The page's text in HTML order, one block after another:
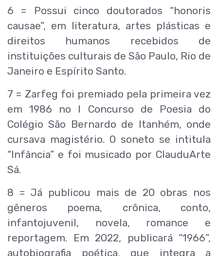
6 = Possui cinco doutorados “honoris
causae”, em literatura, artes plásticas e
direitos humanos recebidos de
instituições culturais de São Paulo, Rio de
Janeiro e Espírito Santo.
7 = Zarfeg foi premiado pela primeira vez
em 1986 no I Concurso de Poesia do
Colégio São Bernardo de Itanhém, onde
cursava magistério. O soneto se intitula
“Infância” e foi musicado por ClauduArte
Sá.
8 = Já publicou mais de 20 obras nos
gêneros poema, crônica, conto,
infantojuvenil, novela, romance e
reportagem. Em 2022, publicará “1966”,
autobiografia poética, que integra a